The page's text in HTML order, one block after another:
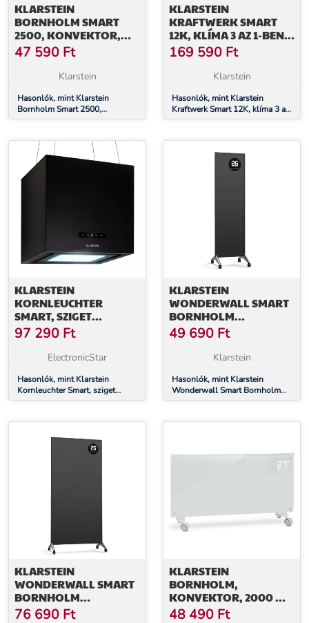
KLARSTEIN
BORNHOLM SMART
2500, KONVEKTOR,
2500 W, WIFI, LED, IP24
47 590 Ft
Klarstein
Hasonlók, mint Klarstein
Bornholm Smart 2500,
konvektor, 2500 W, WiFi, LED,
KLARSTEIN
KRAFTWERK SMART
12K, KLÍMA 3 AZ 1-BEN,
12 000 BTU, VEZÉRLÉS
ALKALMAZÁSON
KERESZTÜL,
169 590 Ft
Klarstein
Hasonlók, mint Klarstein
Kraftwerk Smart 12K, klíma 3 az
1-ben, 12 000 BTU, vezérlés
távirányító
KLARSTEIN
KORNLEUCHTER
SMART, SZIGET
PÁRAELSZÍVÓ, 595 M³/
Ó, VEZÉRLÉS
ALKALMAZÁSON
97 290 Ft
ElectronicStar
Hasonlók, mint Klarstein
Kornleuchter Smart, sziget
páraelszívó, 595 m³/ó, vezérlés
panel
KLARSTEIN
WONDERWALL SMART
BORNHOLM
INFRAVÖRÖS
HŐSUGÁRZÓ, 400 W,
INTELLIGENS VEZÉRLÉS,
KIJELZŐ
49 690 Ft
Klarstein
Hasonlók, mint Klarstein
Wonderwall Smart Bornholm
infravörös hősugárzó, 400 W,
szerelés, LED-Kijelző
KLARSTEIN
WONDERWALL SMART
BORNHOLM
INFRAVÖRÖS
76 690 Ft
KLARSTEIN
BORNHOLM,
KONVEKTOR, 2000 W,
LED KIJELZŐ, 2 FŰTÉSI
48 490 Ft